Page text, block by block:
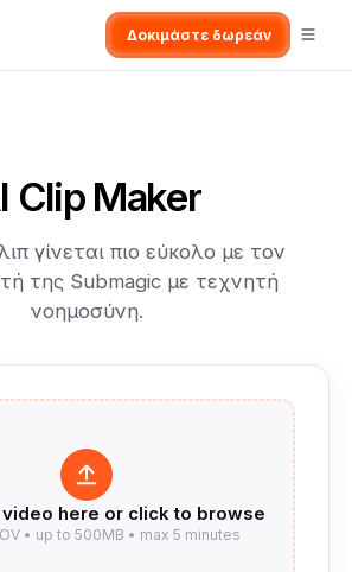
Δοκιμάστε δωρεάν
Clip Maker
γίνεται πιο εύκολο με τον
της Submagic με τεχνητή
νοημοσύνη.